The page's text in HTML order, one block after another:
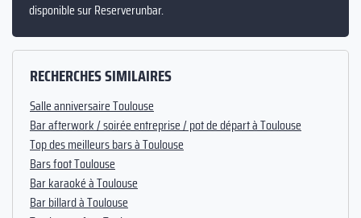
disponible sur Reserverunbar.
RECHERCHES SIMILAIRES
Salle anniversaire Toulouse
Bar afterwork / soirée entreprise / pot de départ à Toulouse
Top des meilleurs bars à Toulouse
Bars foot Toulouse
Bar karaoké à Toulouse
Bar billard à Toulouse